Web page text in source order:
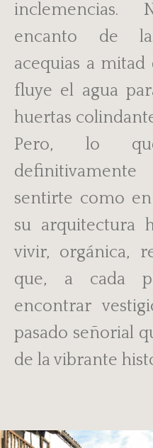
inclemencias.
encanto de
acequias a
fluye el agua
huertas
Pero, lo
sentirte como
su arquitectura
vivir, orgánica,
que, a cada
encontrar
pasado señorial
de la vibrante